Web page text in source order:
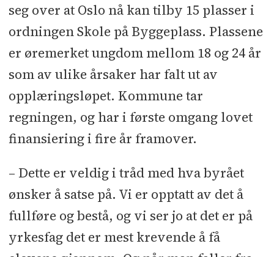
seg over at Oslo nå kan tilby 15 plasser i
ordningen Skole på Byggeplass. Plassene
er øremerket ungdom mellom 18 og 24 år
som av ulike årsaker har falt ut av
opplæringsløpet. Kommune tar
regningen, og har i første omgang lovet
finansiering i fire år framover.
– Dette er veldig i tråd med hva byrået
ønsker å satse på. Vi er opptatt av det å
fullføre og bestå, og vi ser jo at det er på
yrkesfag det er mest krevende å få